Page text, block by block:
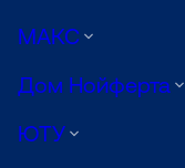
МАКС
Дом Нойферта
ЮТУ